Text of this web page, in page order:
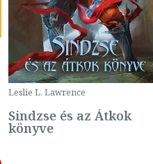
Leslie L. Lawrence
Sindzse és az Átkok
könyve